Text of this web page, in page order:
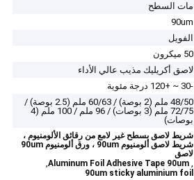
مات السطح
90um
الفويل
50 ميكرون
لاصق أكريليك مذيب عالي الأداء
-30 ~ +120 درجة مئوية
48/50 ملم (2 بوصة) / 60/63 ملم (2.5 بوصة) /
72/75 ملم (3 بوصات) / 96 ملم / 100 ملم (4
بوصات)
شريط لاصق بسطح غير لامع من رقائق الألومنيوم ،
شريط لاصق ألومنيوم 90um ، ورق ألومنيوم 90um
لاصق
,
Aluminum Foil Adhesive Tape 90um
,
90um sticky aluminium foil